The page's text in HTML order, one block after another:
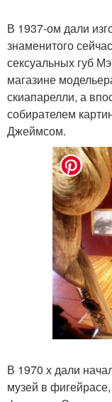
В 1937-ом дали
знаменитого
сексуальных губ
магазине
скиапарелли, а
собирателем
Джеймсом.
В 1970 х дали
музей в